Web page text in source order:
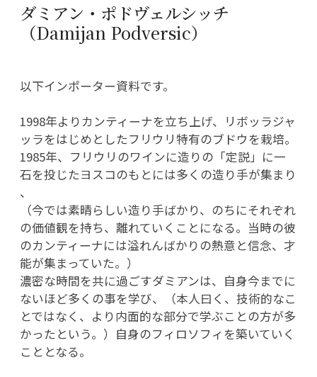
ダミアン・ポドヴェルシッチ
（Damijan Podversic）
以下インポーター資料です。
1998年よりカンティーナを立ち上げ、リボッラジャ
ッラをはじめとしたフリウリ特有のブドウを栽培。
1985年、フリウリのワインに造りの「定説」に一
石を投じたヨスコのもとには多くの造り手が集まり
、
（今では素晴らしい造り手ばかり、のちにそれぞれ
の価値観を持ち、離れていくことになる。当時の彼
のカンティーナには溢れんばかりの熱意と信念、才
能が集まっていた。）
濃密な時間を共に過ごすダミアンは、自身今までに
ないほど多くの事を学び、（本人曰く、技術的なこ
とではなく、より内面的な部分で学ぶことの方が多
かったという。）自身のフィロソフィを築いていく
こととなる。